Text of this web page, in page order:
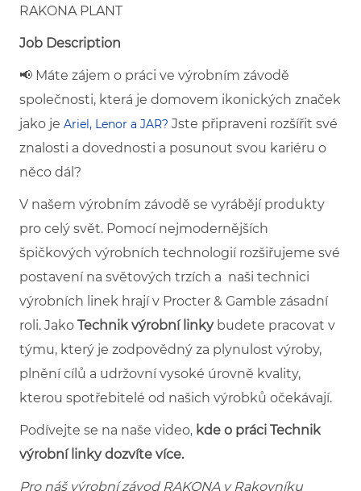
RAKONA PLANT
Job Description
📢 Máte zájem o práci ve výrobním závodě
společnosti, která je domovem ikonických značek
jako je Ariel, Lenor a JAR? Jste připraveni rozšířit své
znalosti a dovednosti a posunout svou kariéru o
něco dál?
V našem výrobním závodě se vyrábějí produkty
pro celý svět. Pomocí nejmodernějších
špičkových výrobních technologií rozšiřujeme své
postavení na světových trzích a naši technici
výrobních linek hrají v Procter & Gamble zásadní
roli. Jako Technik výrobní linky budete pracovat v
týmu, který je zodpovědný za plynulost výroby,
plnění cílů a udržovní vysoké úrovně kvality,
kterou spotřebitelé od našich výrobků očekávají.
Podívejte se na naše video, kde o práci Technik
výrobní linkydozvíte více.
Pro náš výrobní závod RAKONA v Rakovníku